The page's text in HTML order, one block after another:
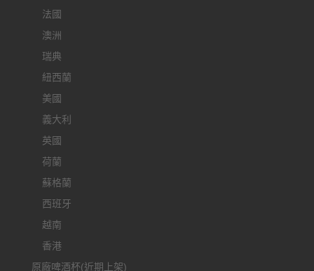
法國
澳洲
瑞典
紐西蘭
美國
義大利
英國
荷蘭
蘇格蘭
西班牙
越南
香港
原廠啤酒杯(近期上架)